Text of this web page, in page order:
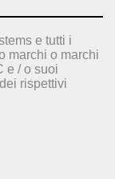
e tutti i
marchi o marchi
e / o suoi
rispettivi